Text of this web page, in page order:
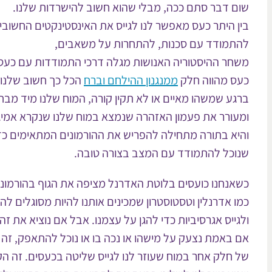
שום דבר סתם ככה, מבלי שהוא חשוב להישרדות שלנו.
בין היתר כעס מאפשר לנו לגייס את האינסטינקטים
להתמודד עם סכנות, להתחרות על משאבים,
משחר ההיסטוריה האנושות מגלה דרכי התמודדות עם
כעס מהווה חלק ממנגנון ההילחם וברח הכל כך חשוב
ברגע שמשהו מאיים או לא תקין קורה, המוח שלנו מיד
ומעורר את פעמון האזהרה שנמצא במוח שלנו שנקרא
והיא בתורה מתחילה להפריש את ההורמונים המתאימים
שנוכל להתמודד עם המצב בצורה טובה.
כשאנחנו כועסים בלוטת האדרנל מציפה את הגוף
כמו אדרנלין וטסטוסטרון שמכינים אותנו להיות מסוגלים
ולגייס אגרסיביות כדי להגן על עצמנו. אבל אם נוציא את
אם באמת נצעק על מישהו או נכה בו או נוכל להתאפק,
של חלק אחר במוח שעוזר לנו לגייס שליטה בכעסים. זה